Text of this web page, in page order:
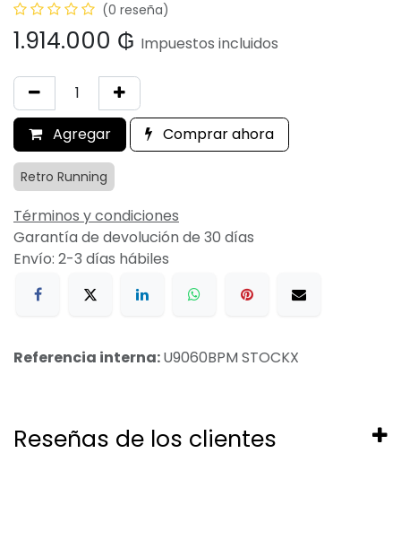
(0 reseña)
1.914.000 ₲ Impuestos incluidos
Agregar Comprar ahora
Retro Running
Términos y condiciones
Garantía de devolución de 30 días
Envío: 2-3 días hábiles
Referencia interna:U9060BPM STOCKX
Reseñas de los clientes